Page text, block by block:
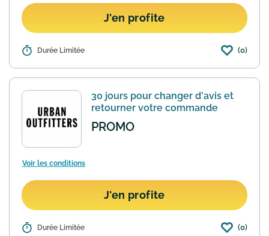
J'en profite
Détails : Facturée habituellement 4,90€ la
site Urban Outfitters dès 30€ d'achat. Il
suffit de dépasser ce palier pour activer
la promotio...En savoir plus
Durée Limitée (0)
30 jours pour changer d'avis et
retourner votre commande
PROMO
Voir les conditions
J'en profite
Détails : Pour toute commande effectuée sur le
Durée Limitée (0)